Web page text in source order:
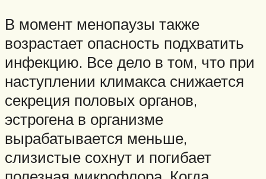
В момент менопаузы также
возрастает опасность подхватить
инфекцию. Все дело в том, что при
наступлении климакса снижается
секреция половых органов,
эстрогена в организме
вырабатывается меньше,
слизистые сохнут и погибает